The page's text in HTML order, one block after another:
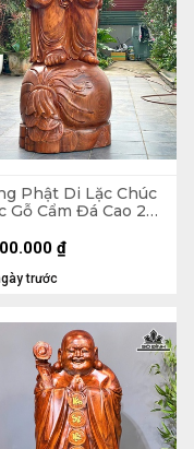
Phật Di Lặc Chúc
Gỗ Cẩm Đá Cao 200
trước
₫